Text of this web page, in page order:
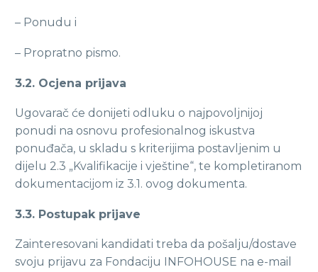
– Ponudu i
– Propratno pismo.
3.2. Ocjena prijava
Ugovarač će donijeti odluku o najpovoljnijoj
ponudi na osnovu profesionalnog iskustva
ponuđača, u skladu s kriterijima postavljenim u
dijelu 2.3 „Kvalifikacije i vještine“, te kompletiranom
dokumentacijom iz 3.1. ovog dokumenta.
3.3. Postupak prijave
Zainteresovani kandidati treba da pošalju/dostave
svoju prijavu za Fondaciju INFOHOUSE na e-mail